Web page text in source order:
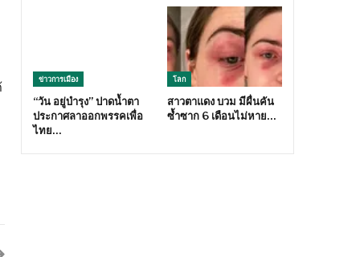
ข่าวการเมือง
“วัน อยู่บำรุง” ปาดน้ำตา
ประกาศลาออกพรรคเพื่อ
ไทย…
โลก
สาวตาแดง บวม มีผื่นคัน
ซ้ำซาก 6 เดือนไม่หาย…